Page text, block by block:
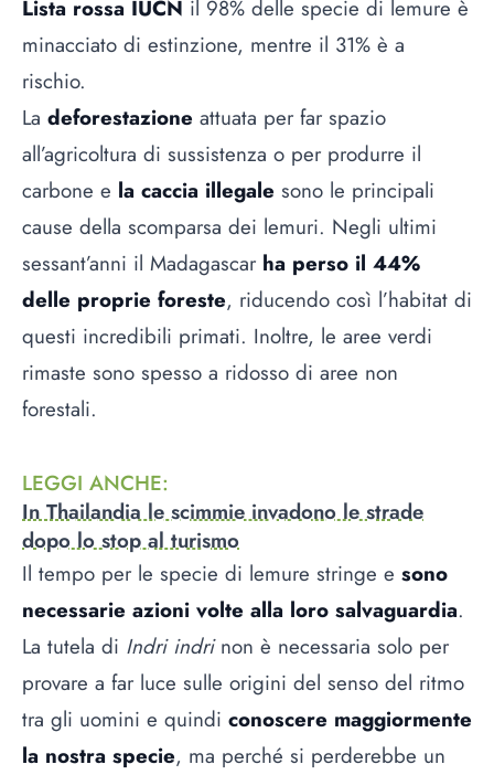
Lista rossa IUCN il 98% delle specie di lemure è
minacciato di estinzione, mentre il 31% è a
rischio.
La deforestazione attuata per far spazio
all’agricoltura di sussistenza o per produrre il
carbone e la caccia illegale sono le principali
cause della scomparsa dei lemuri. Negli ultimi
sessant’anni il Madagascar ha perso il 44%
delle proprie foreste, riducendo così l’habitat di
questi incredibili primati. Inoltre, le aree verdi
rimaste sono spesso a ridosso di aree non
forestali.
LEGGI ANCHE:
In Thailandia le scimmie invadono le strade
dopo lo stop al turismo
Il tempo per le specie di lemure stringe e sono
necessarie azioni volte alla loro salvaguardia.
La tutela di Indri indrinon è necessaria solo per
provare a far luce sulle origini del senso del ritmo
tra gli uomini e quindi conoscere maggiormente
la nostra specie, ma perché si perderebbe un